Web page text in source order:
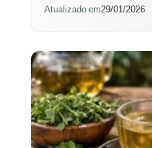
Atualizado em29/01/2026